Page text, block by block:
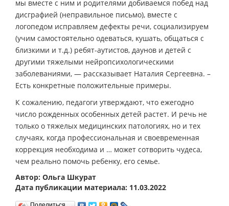
мы вместе с ним и родителями добиваемся побед над
дисграфией (неправильное письмо), вместе с
логопедом исправляем дефекты речи, социализируем
(учим самостоятельно одеваться, кушать, общаться с
близкими и т.д.) ребят-аутистов, даунов и детей с
другими тяжелыми нейропсихологическими
заболеваниями, — рассказывает Наталия Сергеевна. –
Есть конкретные положительные примеры.
К сожалению, педагоги утверждают, что ежегодно
число рожденных особенных детей растет. И речь не
только о тяжелых медицинских патологиях, но и тех
случаях, когда профессиональная и своевременная
коррекция необходима и … может сотворить чудеса,
чем реально помочь ребенку, его семье.
Автор: Ольга Шкурат
Дата публикации материала: 11.03.2022